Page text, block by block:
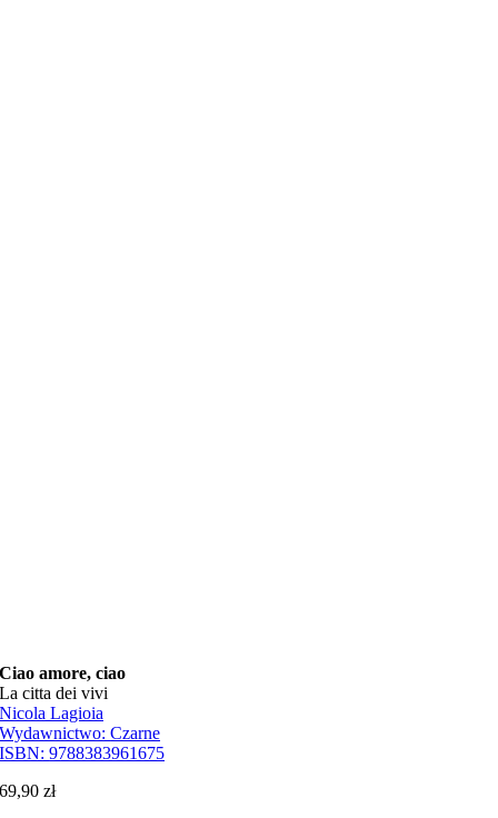
Ciao amore, ciao
La citta dei vivi
Nicola Lagioia
Wydawnictwo:Czarne
ISBN:9788383961675
69,90zł